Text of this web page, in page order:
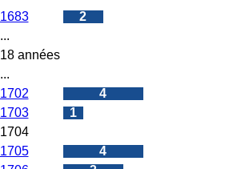
1683
2
...
18 années
...
1702
4
1703
1
1704
1705
4